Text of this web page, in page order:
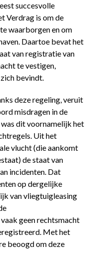
succesvolle
Verdrag is om de
waarborgen en om
Daartoe bevat het
van registratie van
te vestigen,
bevindt.
deze regeling, veruit
misdragen in de
dit voornamelijk het
Uit het
vlucht (die aankomt
de staat van
incidenten. Dat
op dergelijke
van vliegtuigleasing
geen rechtsmacht
Met het
beoogd om deze